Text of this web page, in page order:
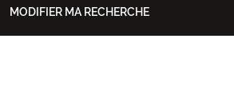
MODIFIER MA RECHERCHE
Location Maison Individuelle
Annuaire des notaires